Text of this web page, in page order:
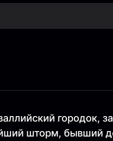
городок,
шторм, бывший